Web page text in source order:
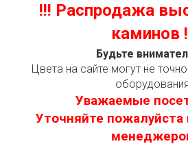
!!! Распродажа
каминов
Будьте
Цвета на сайте могут не
Уважаемые
Уточняйте